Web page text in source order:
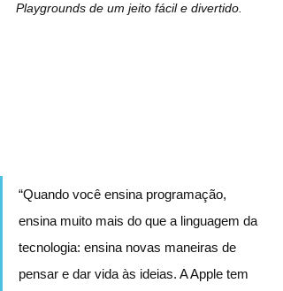
Playgrounds de um jeito fácil e divertido.
“Quando você ensina programação,
ensina muito mais do que a linguagem da
tecnologia: ensina novas maneiras de
pensar e dar vida às ideias. A Apple tem